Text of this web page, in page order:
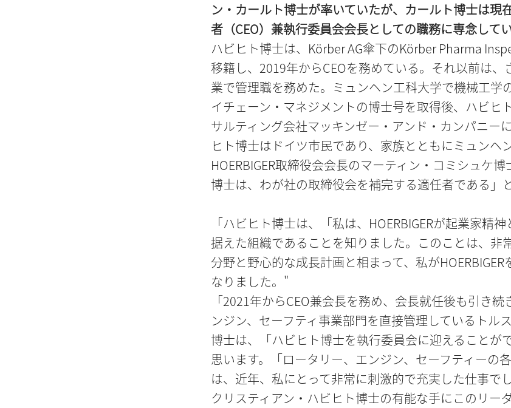
ン・カールト博士が率いていたが、カールト博士は現
者（CEO）兼執行委員会会長としての職務に専念してい
ハビヒト博士は、Körber AG傘下のKörber Pharma
移籍し、2019年からCEOを務めている。それ以前は、
業で管理職を務めた。ミュンヘン工科大学で機械工学
イチェーン・マネジメントの博士号を取得後、ハビヒ
サルティング会社マッキンゼー・アンド・カンパニー
ヒト博士はドイツ市民であり、家族とともにミュンヘ
HOERBIGER取締役会会長のマーティン・コミシュケ
博士は、わが社の取締役会を補完する適任者である」
「ハビヒト博士は、「私は、HOERBIGERが起業家精
据えた組織であることを知りました。このことは、非
分野と野心的な成長計画と相まって、私がHOERBIGER
なりました。"
「2021年からCEO兼会長を務め、会長就任後も引き
ンジン、セーフティ事業部門を直接管理しているトル
博士は、「ハビヒト博士を執行委員会に迎えることが
思います。「ロータリー、エンジン、セーフティーの
は、近年、私にとって非常に刺激的で充実した仕事で
クリスティアン・ハビヒト博士の有能な手にこのリー